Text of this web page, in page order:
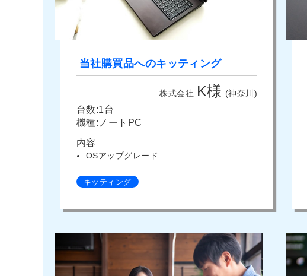
当社購買品へのキッティング
株式会社 K様 (神奈川)
台数:1台
機種:ノートPC
内容
OSアップグレード
キッティング